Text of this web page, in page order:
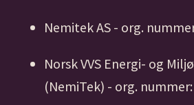
Nemitek AS - org.
Norsk VVS Energi- og
(NemiTek) - org.